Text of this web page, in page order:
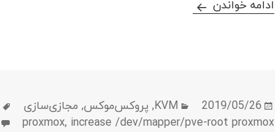
ادامه خواندن افزایش فضای پارتیشن روت در پروکس‌موکس
ارسال
شده
2019/05/26 دسته‌ها
KVM
, پروکس‌موکس, مجازی‌سازی
proxmox, increase /dev/mapper/pve-root proxmox